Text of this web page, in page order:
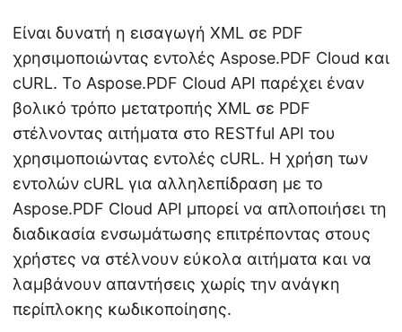
Είναι δυνατή η εισαγωγή XML σε PDF
χρησιμοποιώντας εντολές Aspose.PDF Cloud και
cURL. Το Aspose.PDF Cloud API παρέχει έναν
βολικό τρόπο μετατροπής XML σε PDF
στέλνοντας αιτήματα στο RESTful API του
χρησιμοποιώντας εντολές cURL. Η χρήση των
εντολών cURL για αλληλεπίδραση με το
Aspose.PDF Cloud API μπορεί να απλοποιήσει τη
διαδικασία ενσωμάτωσης επιτρέποντας στους
χρήστες να στέλνουν εύκολα αιτήματα και να
λαμβάνουν απαντήσεις χωρίς την ανάγκη
περίπλοκης κωδικοποίησης.